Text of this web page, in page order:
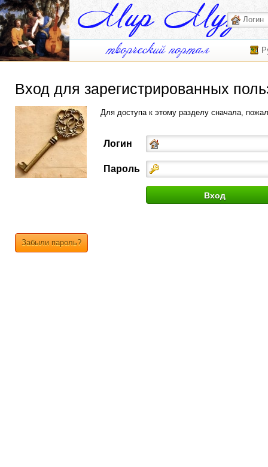
Вход для зарегистрированных
Для доступа к этому разделу сначала,
Логин
Пароль
Забыли пароль?